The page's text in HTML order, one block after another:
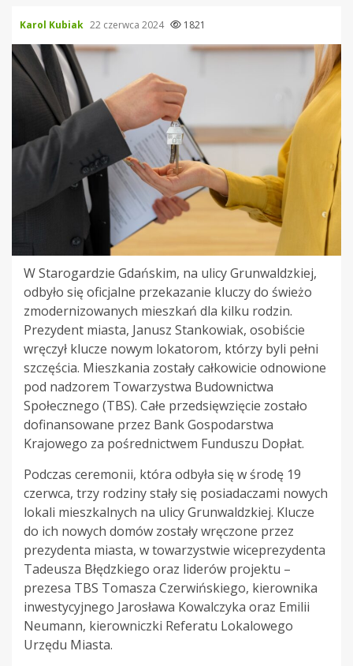
Karol Kubiak 22 czerwca 2024 1821
W Starogardzie Gdańskim, na ulicy Grunwaldzkiej,
odbyło się oficjalne przekazanie kluczy do świeżo
zmodernizowanych mieszkań dla kilku rodzin.
Prezydent miasta, Janusz Stankowiak, osobiście
wręczył klucze nowym lokatorom, którzy byli pełni
szczęścia. Mieszkania zostały całkowicie odnowione
pod nadzorem Towarzystwa Budownictwa
Społecznego (TBS). Całe przedsięwzięcie zostało
dofinansowane przez Bank Gospodarstwa
Krajowego za pośrednictwem Funduszu Dopłat.
Podczas ceremonii, która odbyła się w środę 19
czerwca, trzy rodziny stały się posiadaczami nowych
lokali mieszkalnych na ulicy Grunwaldzkiej. Klucze
do ich nowych domów zostały wręczone przez
prezydenta miasta, w towarzystwie wiceprezydenta
Tadeusza Błędzkiego oraz liderów projektu –
prezesa TBS Tomasza Czerwińskiego, kierownika
inwestycyjnego Jarosława Kowalczyka oraz Emilii
Neumann, kierowniczki Referatu Lokalowego
Urzędu Miasta.